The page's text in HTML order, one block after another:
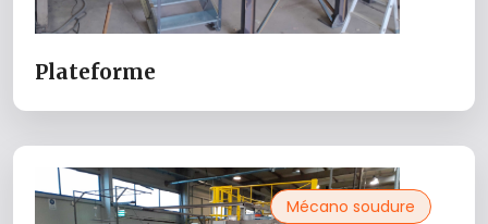
Plateforme
Mécano soudure